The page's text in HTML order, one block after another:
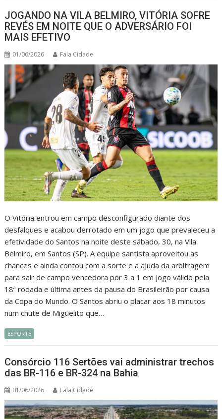
JOGANDO NA VILA BELMIRO, VITÓRIA SOFRE
REVÉS EM NOITE QUE O ADVERSÁRIO FOI
MAIS EFETIVO
01/06/2026 Fala Cidade
O Vitória entrou em campo desconfigurado diante dos
desfalques e acabou derrotado em um jogo que prevaleceu a
efetividade do Santos na noite deste sábado, 30, na Vila
Belmiro, em Santos (SP). A equipe santista aproveitou as
chances e ainda contou com a sorte e a ajuda da arbitragem
para sair de campo vencedora por 3 a 1 em jogo válido pela
18ª rodada e última antes da pausa do Brasileirão por causa
da Copa do Mundo. O Santos abriu o placar aos 18 minutos
num chute de Miguelito que…
ESPORTE
Consórcio 116 Sertões vai administrar trechos
das BR-116 e BR-324 na Bahia
01/06/2026 Fala Cidade